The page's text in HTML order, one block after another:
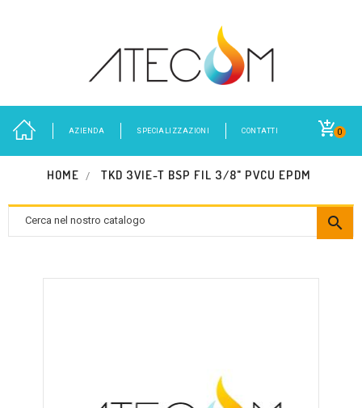
0
AZIENDA SPECIALIZZAZIONI CONTATTI
HOME TKD 3VIE-T BSP FIL 3/8" PVCU EPDM
